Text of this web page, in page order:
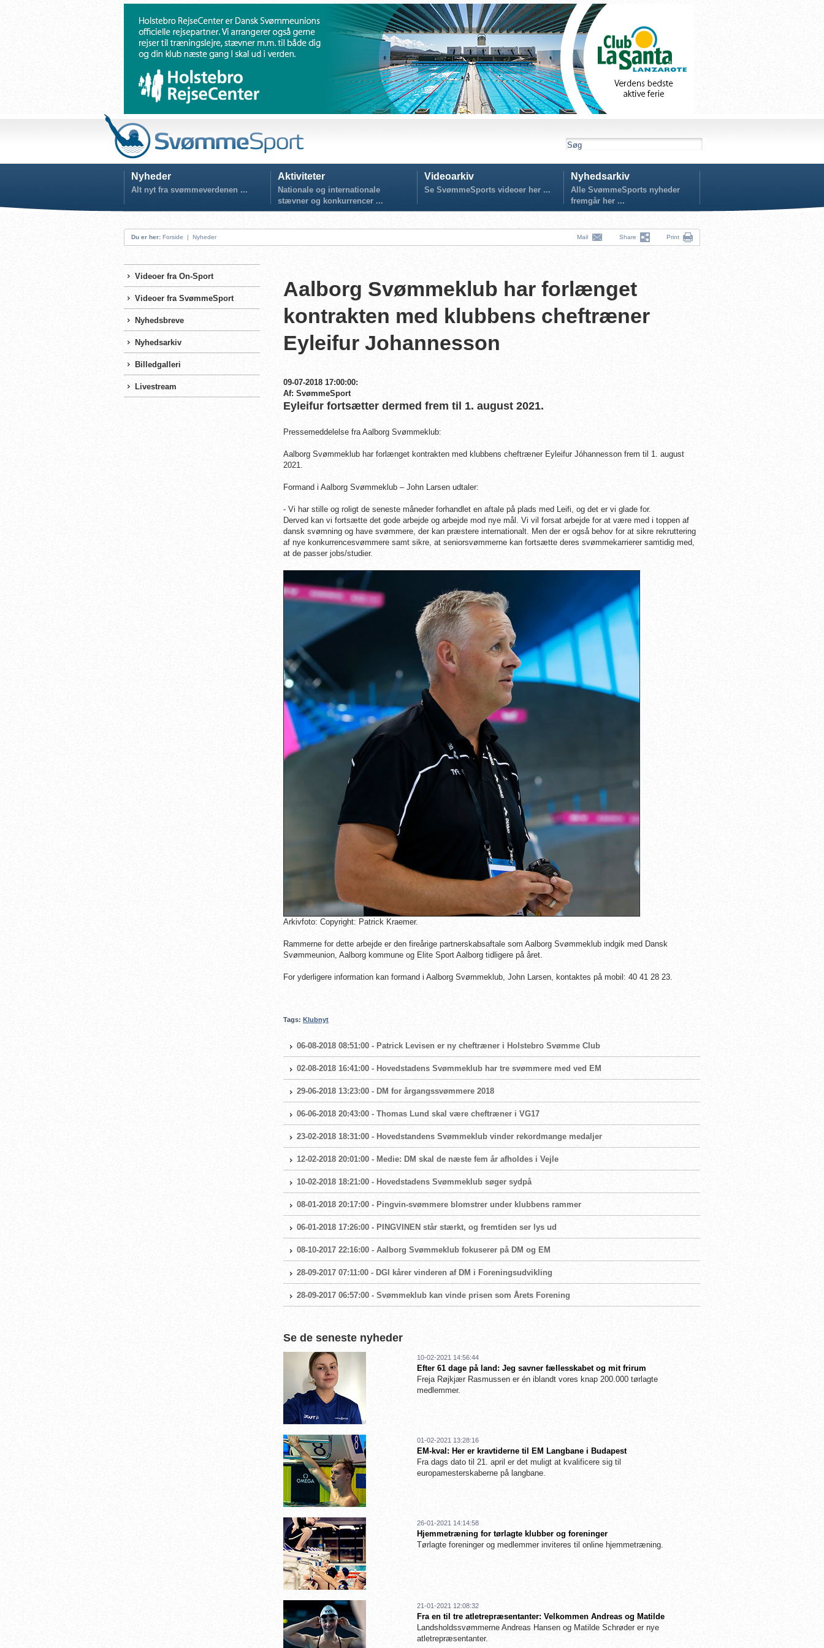
Nyheder
Alt nyt fra svømmeverdenen ...
Aktiviteter
Nationale og internationale
stævner og konkurrencer ...
Videoarkiv
Se SvømmeSports videoer her ...
Nyhedsarkiv
Alle SvømmeSports nyheder
fremgår her ...
Du er her: Forside | Nyheder Mail Share Print
Videoer fra On-Sport
Videoer fra SvømmeSport
Nyhedsbreve
Nyhedsarkiv
Billedgalleri
Livestream
Aalborg Svømmeklub har forlænget
kontrakten med klubbens cheftræner
Eyleifur Johannesson
09-07-2018 17:00:00:
Af: SvømmeSport
Eyleifur fortsætter dermed frem til 1. august 2021.
Pressemeddelelse fra Aalborg Svømmeklub:
Aalborg Svømmeklub har forlænget kontrakten med klubbens cheftræner Eyleifur Jóhannesson frem til 1. august
2021.
Formand i Aalborg Svømmeklub – John Larsen udtaler:
- Vi har stille og roligt de seneste måneder forhandlet en aftale på plads med Leifi, og det er vi glade for.
Derved kan vi fortsætte det gode arbejde og arbejde mod nye mål. Vi vil forsat arbejde for at være med i toppen af
dansk svømning og have svømmere, der kan præstere internationalt. Men der er også behov for at sikre rekruttering
af nye konkurrencesvømmere samt sikre, at seniorsvømmerne kan fortsætte deres svømmekarrierer samtidig med,
at de passer jobs/studier.
Arkivfoto: Copyright: Patrick Kraemer.
Rammerne for dette arbejde er den fireårige partnerskabsaftale som Aalborg Svømmeklub indgik med Dansk
Svømmeunion, Aalborg kommune og Elite Sport Aalborg tidligere på året.
For yderligere information kan formand i Aalborg Svømmeklub, John Larsen, kontaktes på mobil: 40 41 28 23.
Tags: Klubnyt
06-08-2018 08:51:00 - Patrick Levisen er ny cheftræner i Holstebro Svømme Club
02-08-2018 16:41:00 - Hovedstadens Svømmeklub har tre svømmere med ved EM
29-06-2018 13:23:00 - DM for årgangssvømmere 2018
06-06-2018 20:43:00 - Thomas Lund skal være cheftræner i VG17
23-02-2018 18:31:00 - Hovedstandens Svømmeklub vinder rekordmange medaljer
12-02-2018 20:01:00 - Medie: DM skal de næste fem år afholdes i Vejle
10-02-2018 18:21:00 - Hovedstadens Svømmeklub søger sydpå
08-01-2018 20:17:00 - Pingvin-svømmere blomstrer under klubbens rammer
06-01-2018 17:26:00 - PINGVINEN står stærkt, og fremtiden ser lys ud
08-10-2017 22:16:00 - Aalborg Svømmeklub fokuserer på DM og EM
28-09-2017 07:11:00 - DGI kårer vinderen af DM i Foreningsudvikling
28-09-2017 06:57:00 - Svømmeklub kan vinde prisen som Årets Forening
Se de seneste nyheder
10-02-2021 14:56:44
Efter 61 dage på land: Jeg savner fællesskabet og mit frirum
Freja Røjkjær Rasmussen er én iblandt vores knap 200.000 tørlagte
medlemmer.
01-02-2021 13:28:16
EM-kval: Her er kravtiderne til EM Langbane i Budapest
Fra dags dato til 21. april er det muligt at kvalificere sig til
europamesterskaberne på langbane.
26-01-2021 14:14:58
Hjemmetræning for tørlagte klubber og foreninger
Tørlagte foreninger og medlemmer inviteres til online hjemmetræning.
21-01-2021 12:08:32
Fra en til tre atletrepræsentanter: Velkommen Andreas og Matilde
Landsholdssvømmerne Andreas Hansen og Matilde Schrøder er nye
atletrepræsentanter.